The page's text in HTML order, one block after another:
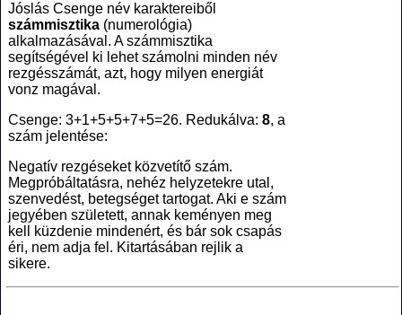
Jóslás Csenge név karaktereiből
számmisztika (numerológia)
alkalmazásával. A számmisztika
segítségével ki lehet számolni minden név
rezgésszámát, azt, hogy milyen energiát
vonz magával.
Csenge: 3+1+5+5+7+5=26. Redukálva: 8, a
szám jelentése:
Negatív rezgéseket közvetítő szám.
Megpróbáltatásra, nehéz helyzetekre utal,
szenvedést, betegséget tartogat. Aki e szám
jegyében született, annak keményen meg
kell küzdenie mindenért, és bár sok csapás
éri, nem adja fel. Kitartásában rejlik a
sikere.